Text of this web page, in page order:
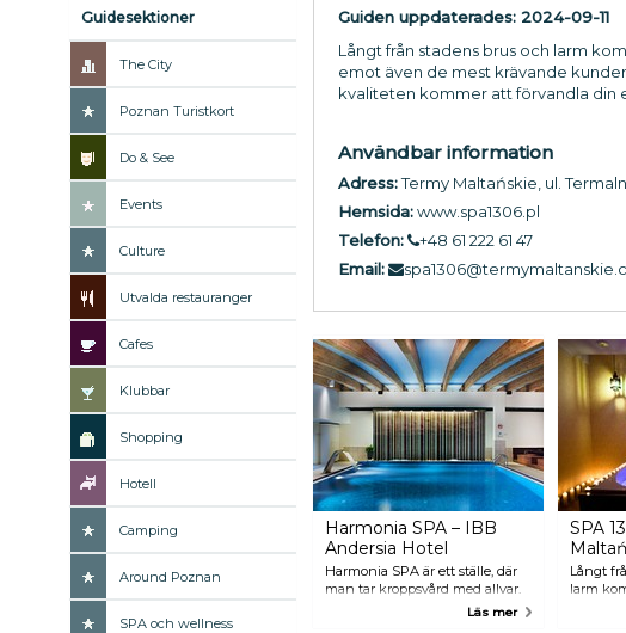
Guidesektioner
The City
Poznan Turistkort
Do & See
Events
Culture
Utvalda restauranger
Cafes
Klubbar
Shopping
Hotell
Camping
Around Poznan
SPA och wellness
Guiden uppdaterades: 2024-09-11
Långt från stadens brus och larm
emot även de mest krävande
kvaliteten kommer att förvandla din
Användbar information
Adress:Termy Maltańskie, ul.
Hemsida:www.spa1306.pl
Telefon:
+48 61 222 61 47
Email:
Harmonia SPA – IBB
Andersia Hotel
Harmonia SPA är ett ställe, där
man tar kroppsvård med allvar.
Stället erbjuder en obegränsad
Läs mer
SPA
Långt
larm
skänka